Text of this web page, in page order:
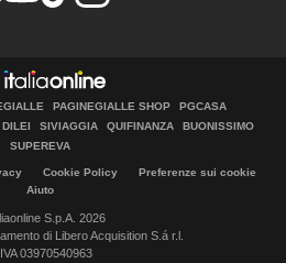
PAGINEGIALLE SHOP
PGCASA
DILEI SIVIAGGIA QUIFINANZA
BUONISSIMO
SUPEREVA
Cookie Policy
Preferenze sui cookie
Aiuto
S.p.A. 2026
di Libero Acquisition S.á r.l.
IVA 03970540963